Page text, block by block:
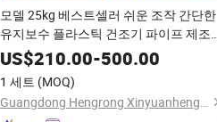
모델 25kg 베스트셀러 쉬운 조작 간단한
유지보수 플라스틱 건조기 파이프 제조
작업장용
US$210.00-500.00
1 세트 (MOQ)
Guangdong Hengrong Xinyuanheng Intelligent Technology Co., Ltd.